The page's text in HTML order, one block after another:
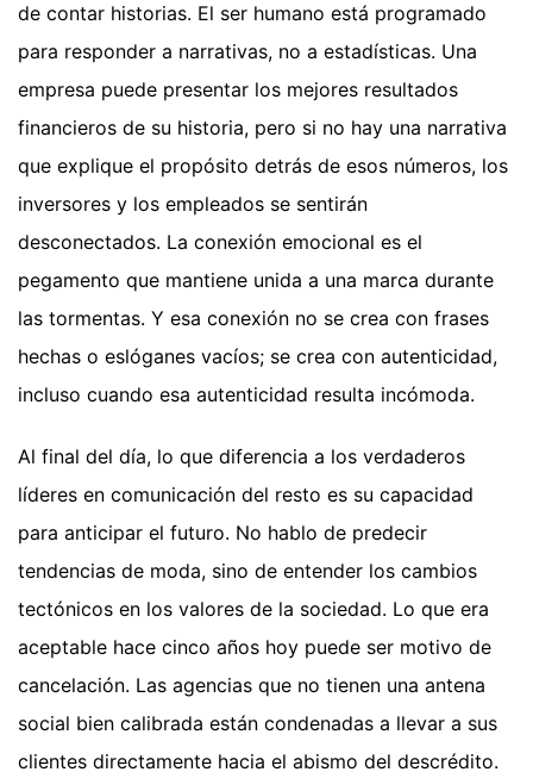
de contar historias. El ser humano está programado
para responder a narrativas, no a estadísticas. Una
empresa puede presentar los mejores resultados
financieros de su historia, pero si no hay una narrativa
que explique el propósito detrás de esos números, los
inversores y los empleados se sentirán
desconectados. La conexión emocional es el
pegamento que mantiene unida a una marca durante
las tormentas. Y esa conexión no se crea con frases
hechas o eslóganes vacíos; se crea con autenticidad,
incluso cuando esa autenticidad resulta incómoda.
Al final del día, lo que diferencia a los verdaderos
líderes en comunicación del resto es su capacidad
para anticipar el futuro. No hablo de predecir
tendencias de moda, sino de entender los cambios
tectónicos en los valores de la sociedad. Lo que era
aceptable hace cinco años hoy puede ser motivo de
cancelación. Las agencias que no tienen una antena
social bien calibrada están condenadas a llevar a sus
clientes directamente hacia el abismo del descrédito.